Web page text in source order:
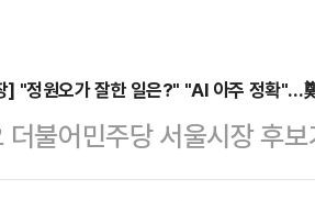
] "정원오가 잘한 일은?" "AI 아주 정확"…
더불어민주당 서울시장 후
"AI가 전시용이 아니라 시